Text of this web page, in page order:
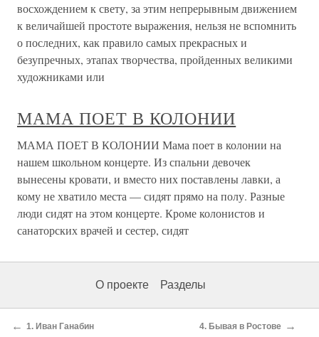
восхождением к свету, за этим непрерывным движением
к величайшей простоте выражения, нельзя не вспомнить
о последних, как правило самых прекрасных и
безупречных, этапах творчества, пройденных великими
художниками или
МАМА ПОЕТ В КОЛОНИИ
МАМА ПОЕТ В КОЛОНИИ Мама поет в колонии на
нашем школьном концерте. Из спальни девочек
вынесены кровати, и вместо них поставлены лавки, а
кому не хватило места — сидят прямо на полу. Разные
люди сидят на этом концерте. Кроме колонистов и
санаторских врачей и сестер, сидят
О проекте Разделы
← 1. Иван Ганабин 4. Бывая в Ростове →